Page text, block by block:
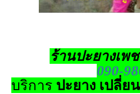
ร้านปะยางเพ
090-
บริการ ปะยาง เปลี่ย